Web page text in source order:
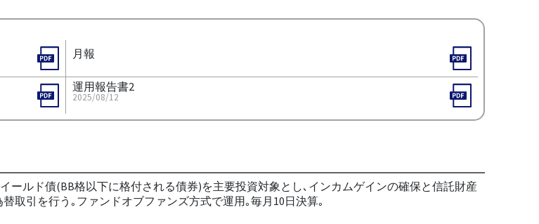
月報
運用報告書2
2025/08/12
ルド債(BB格以下に格付される債券)を主要投資対象とし､インカムゲインの確保と信託財産
取引を行う｡ファンドオブファンズ方式で運用｡毎月10日決算｡